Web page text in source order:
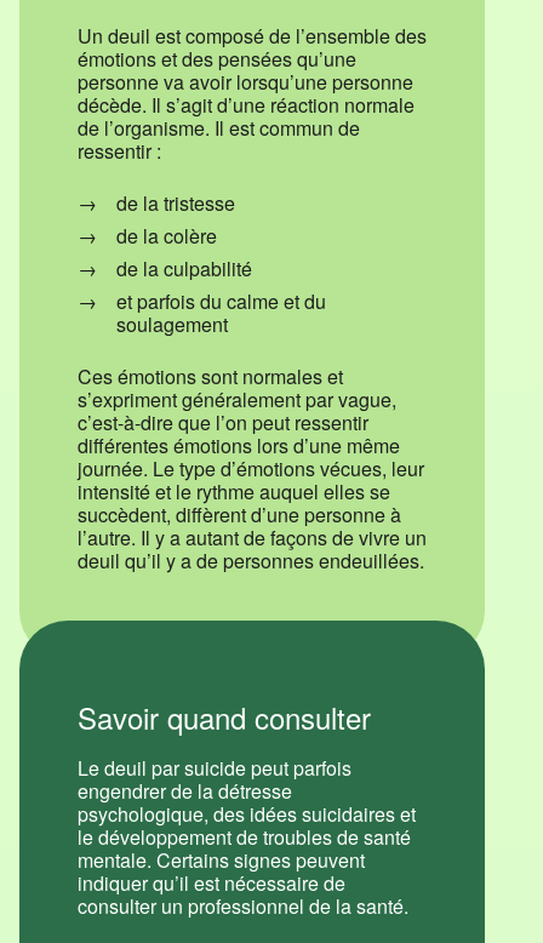
Un deuil est composé de l’ensemble des
émotions et des pensées qu’une
personne va avoir lorsqu’une personne
décède. Il s’agit d’une réaction normale
de l’organisme. Il est commun de
ressentir :
de la tristesse
de la colère
de la culpabilité
et parfois du calme et du
soulagement
Ces émotions sont normales et
s’expriment généralement par vague,
c’est-à-dire que l’on peut ressentir
différentes émotions lors d’une même
journée. Le type d’émotions vécues, leur
intensité et le rythme auquel elles se
succèdent, diffèrent d’une personne à
l’autre. Il y a autant de façons de vivre un
deuil qu’il y a de personnes endeuillées.
Savoir quand consulter
Le deuil par suicide peut parfois
engendrer de la détresse
psychologique, des idées suicidaires et
le développement de troubles de santé
mentale. Certains signes peuvent
indiquer qu’il est nécessaire de
consulter un professionnel de la santé.